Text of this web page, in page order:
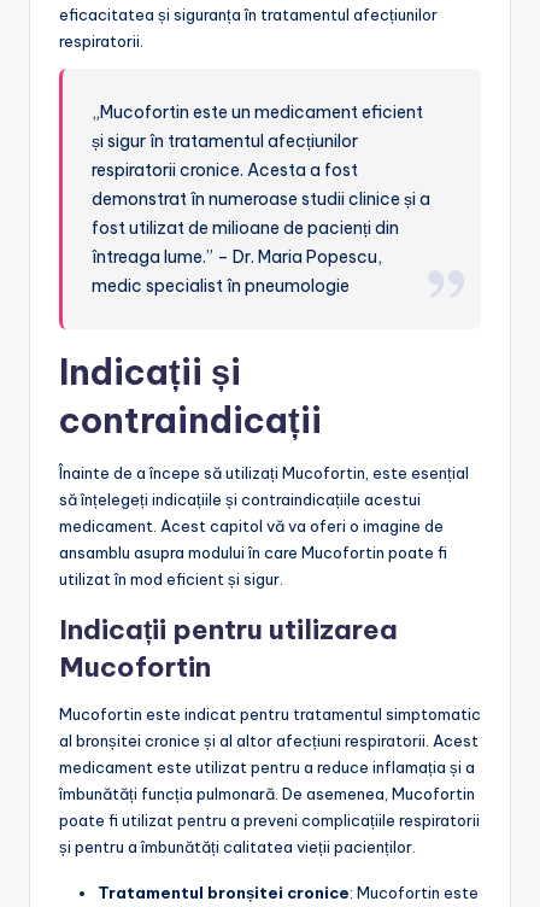
eficacitatea și siguranța în tratamentul afecțiunilor
respiratorii.
„Mucofortin este un medicament eficient
și sigur în tratamentul afecțiunilor
respiratorii cronice. Acesta a fost
demonstrat în numeroase studii clinice și a
fost utilizat de milioane de pacienți din
întreaga lume.” – Dr. Maria Popescu,
medic specialist în pneumologie
Indicații și
contraindicații
Înainte de a începe să utilizați Mucofortin, este esențial
să înțelegeți indicațiile și contraindicațiile acestui
medicament. Acest capitol vă va oferi o imagine de
ansamblu asupra modului în care Mucofortin poate fi
utilizat în mod eficient și sigur.
Indicații pentru utilizarea
Mucofortin
Mucofortin este indicat pentru tratamentul simptomatic
al bronșitei cronice și al altor afecțiuni respiratorii. Acest
medicament este utilizat pentru a reduce inflamația și a
îmbunătăți funcția pulmonară. De asemenea, Mucofortin
poate fi utilizat pentru a preveni complicațiile respiratorii
și pentru a îmbunătăți calitatea vieții pacienților.
Tratamentul bronșitei cronice: Mucofortin este